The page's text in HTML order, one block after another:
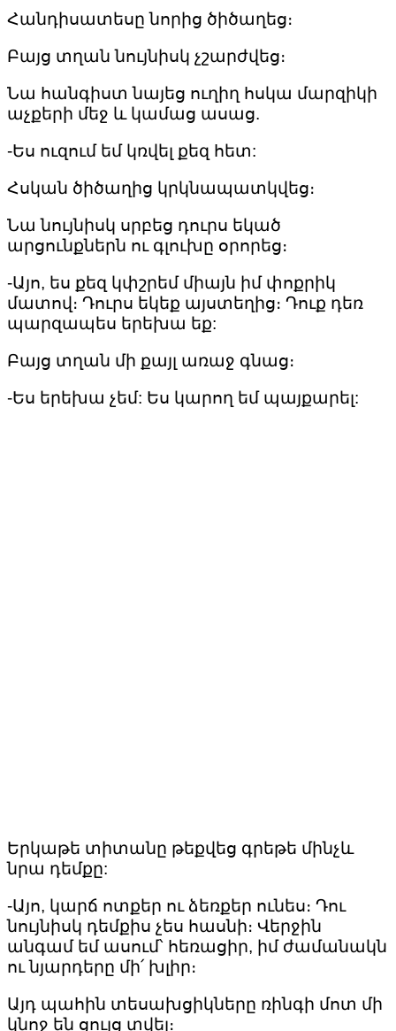
Հանդիսատեսը նորից ծիծաղեց։
Բայց տղան նույնիսկ չշարժվեց։
Նա հանգիստ նայեց ուղիղ հսկա մարզիկի
աչքերի մեջ և կամաց ասաց.
-Ես ուզում եմ կռվել քեզ հետ:
Հսկան ծիծաղից կրկնապատկվեց։
Նա նույնիսկ սրբեց դուրս եկած
արցունքներն ու գլուխը օրորեց։
-Այո, ես քեզ կփշրեմ միայն իմ փոքրիկ
մատով։ Դուրս եկեք այստեղից։ Դուք դեռ
պարզապես երեխա եք:
Բայց տղան մի քայլ առաջ գնաց։
-Ես երեխա չեմ: Ես կարող եմ պայքարել:
Երկաթե տիտանը թեքվեց գրեթե մինչև
նրա դեմքը:
-Այո, կարճ ոտքեր ու ձեռքեր ունես։ Դու
նույնիսկ դեմքիս չես հասնի։ Վերջին
անգամ եմ ասում՝ հեռացիր, իմ ժամանակն
ու նյարդերը մի՛ խլիր։
Այդ պահին տեսախցիկները ռինգի մոտ մի
կնոջ են ցույց տվել։